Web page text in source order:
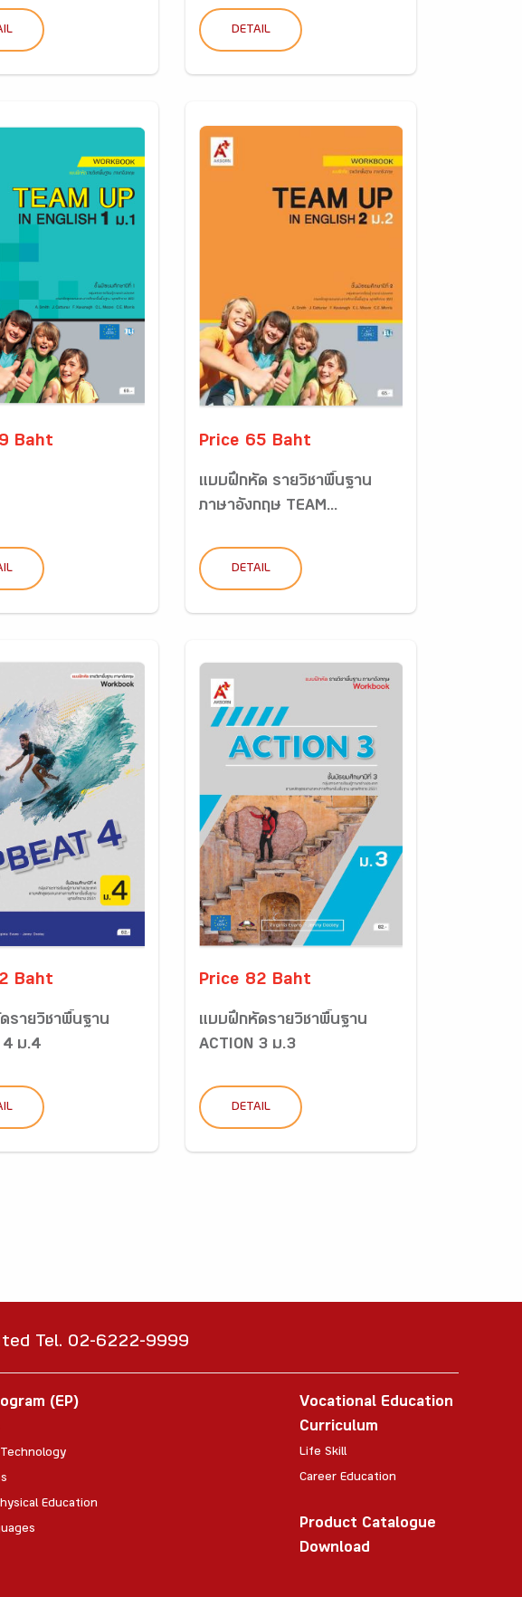
DETAIL
Baht Price 65 Baht
แบบฝึกหัด รายวิชาพื้นฐาน
ภาษาอังกฤษ TEAM...
DETAIL
Baht
รายวิชาพื้นฐาน
4 ม.4
Price 82 Baht
แบบฝึกหัดรายวิชาพื้นฐาน
ACTION 3 ม.3
DETAIL
Tel. 02-6222-9999
(EP)
Education
Vocational Education
Curriculum
Life Skill
Career Education
Product Catalogue
Download